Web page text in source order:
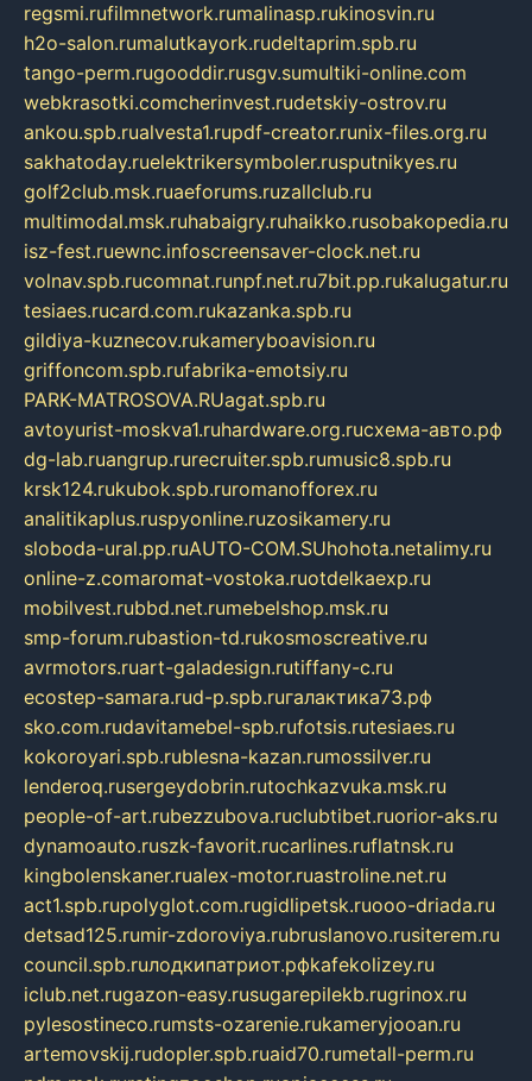
regsmi.rufilmnetwork.rumalinasp.rukinosvin.ru
h2o-salon.rumalutkayork.rudeltaprim.spb.ru
tango-perm.rugooddir.rusgv.sumultiki-online.com
webkrasotki.comcherinvest.rudetskiy-ostrov.ru
ankou.spb.rualvesta1.rupdf-creator.runix-files.org.ru
sakhatoday.ruelektrikersymboler.rusputnikyes.ru
golf2club.msk.ruaeforums.ruzallclub.ru
multimodal.msk.ruhabaigry.ruhaikko.rusobakopedia.ru
isz-fest.ruewnc.infoscreensaver-clock.net.ru
volnav.spb.rucomnat.runpf.net.ru7bit.pp.rukalugatur.ru
tesiaes.rucard.com.rukazanka.spb.ru
gildiya-kuznecov.rukameryboavision.ru
griffoncom.spb.rufabrika-emotsiy.ru
PARK-MATROSOVA.RUagat.spb.ru
avtoyurist-moskva1.ruhardware.org.ruсхема-авто.рф
dg-lab.ruangrup.rurecruiter.spb.rumusic8.spb.ru
krsk124.rukubok.spb.ruromanofforex.ru
analitikaplus.ruspyonline.ruzosikamery.ru
sloboda-ural.pp.ruAUTO-COM.SUhohota.netalimy.ru
online-z.comaromat-vostoka.ruotdelkaexp.ru
mobilvest.rubbd.net.rumebelshop.msk.ru
smp-forum.rubastion-td.rukosmoscreative.ru
avrmotors.ruart-galadesign.rutiffany-c.ru
ecostep-samara.rud-p.spb.ruгалактика73.рф
sko.com.rudavitamebel-spb.rufotsis.rutesiaes.ru
kokoroyari.spb.rublesna-kazan.rumossilver.ru
lenderoq.rusergeydobrin.rutochkazvuka.msk.ru
people-of-art.rubezzubova.ruclubtibet.ruorior-aks.ru
dynamoauto.ruszk-favorit.rucarlines.ruflatnsk.ru
kingbolenskaner.rualex-motor.ruastroline.net.ru
act1.spb.rupolyglot.com.rugidlipetsk.ruooo-driada.ru
detsad125.rumir-zdoroviya.rubruslanovo.rusiterem.ru
council.spb.ruлодкипатриот.рфkafekolizey.ru
iclub.net.rugazon-easy.rusugarepilekb.rugrinox.ru
pylesostineco.rumsts-ozarenie.rukameryjooan.ru
artemovskij.rudopler.spb.ruaid70.rumetall-perm.ru